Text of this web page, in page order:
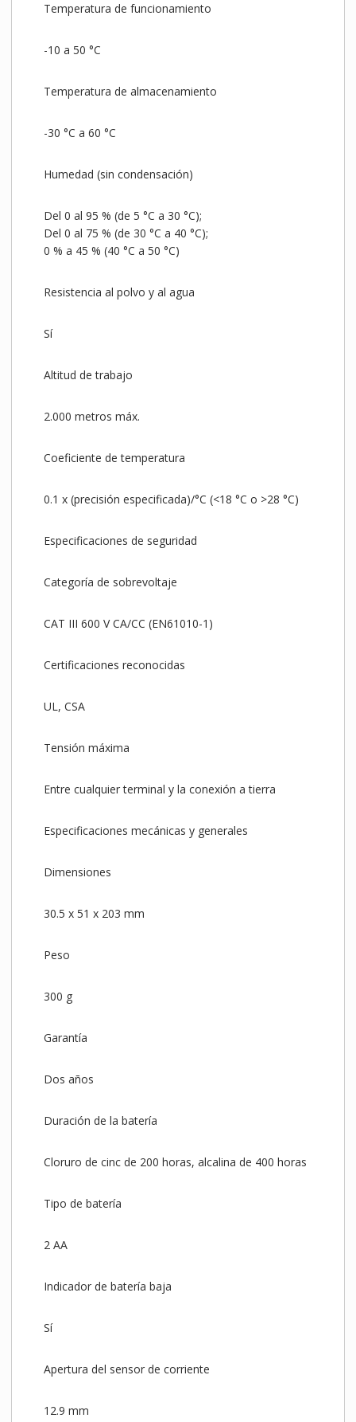
Temperatura de funcionamiento
-10 a 50 °C
Temperatura de almacenamiento
-30 °C a 60 °C
Humedad (sin condensación)
Del 0 al 95 % (de 5 °C a 30 °C);
Del 0 al 75 % (de 30 °C a 40 °C);
0 % a 45 % (40 °C a 50 °C)
Resistencia al polvo y al agua
Sí
Altitud de trabajo
2.000 metros máx.
Coeficiente de temperatura
0.1 x (precisión especificada)/°C (<18 °C o >28 °C)
Especificaciones de seguridad
Categoría de sobrevoltaje
CAT III 600 V CA/CC (EN61010-1)
Certificaciones reconocidas
UL, CSA
Tensión máxima
Entre cualquier terminal y la conexión a tierra
Especificaciones mecánicas y generales
Dimensiones
30.5 x 51 x 203 mm
Peso
300 g
Garantía
Dos años
Duración de la batería
Cloruro de cinc de 200 horas, alcalina de 400 horas
Tipo de batería
2 AA
Indicador de batería baja
Sí
Apertura del sensor de corriente
12.9 mm